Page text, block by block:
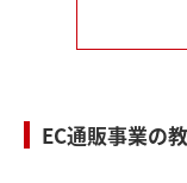
EC通販事業の